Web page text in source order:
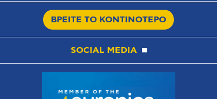
ΒΡΕΙΤΕ ΤΟ ΚΟΝΤΙΝΟΤΕΡΟ
SOCIAL MEDIA